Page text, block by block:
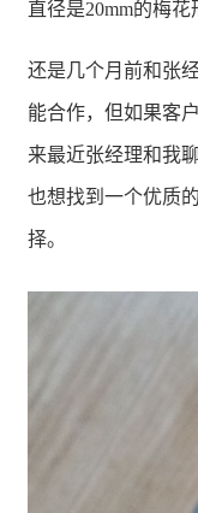
直径是20mm的梅花
还是几个月前和张
能合作，但如果客
来最近张经理和我
也想找到一个优质
择。